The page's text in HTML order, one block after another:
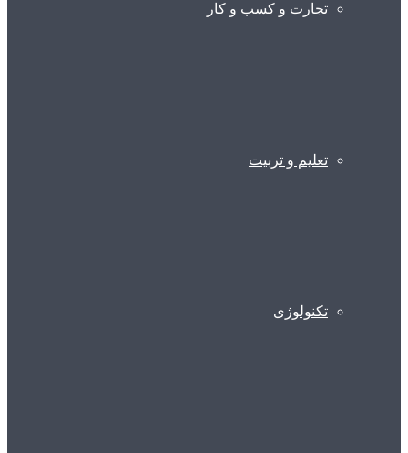
تجارت و کسب و کار
تعلیم و تربیت
تکنولوژی